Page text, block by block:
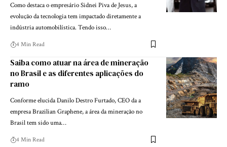
Como destaca o empresário Sidnei Piva de Jesus, a
evolução da tecnologia tem impactado diretamente a
indústria automobilística. Tendo isso…
4 Min Read
Saiba como atuar na área de mineração
no Brasil e as diferentes aplicações do
ramo
Conforme elucida Danilo Destro Furtado, CEO da a
empresa Brazilian Graphene, a área da mineração no
Brasil tem sido uma…
4 Min Read